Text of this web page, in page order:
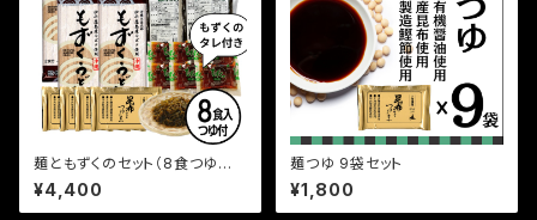
麺ともずくのセット（8食つゆ付）
¥4,400
麺つゆ 9袋セット
¥1,800